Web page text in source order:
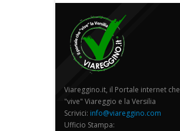
Viareggino.it, il Portale internet che
"vive" Viareggio e la Versilia
Scrivici: info@viareggino.com
Ufficio Stampa: